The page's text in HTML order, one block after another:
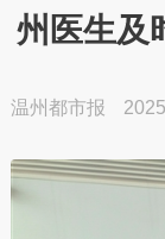
州医生及
温州都市报